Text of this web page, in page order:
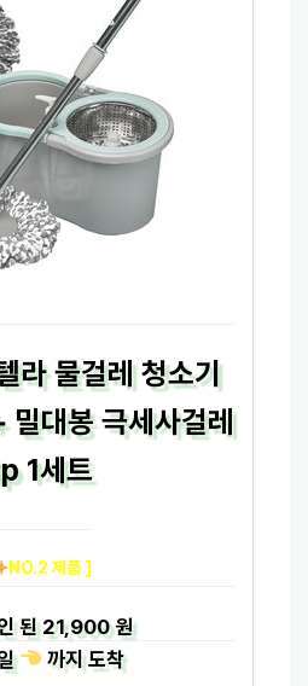
라 물걸레 청소기
밀대봉 극세사걸레
1세트
NO.2 제품 ]
된21,900 원
까지도착